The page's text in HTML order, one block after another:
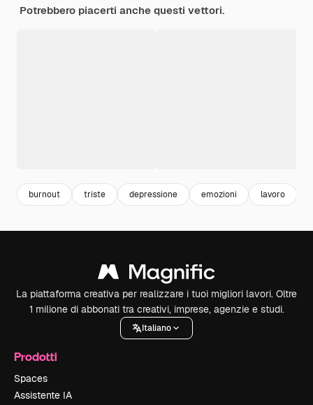
Potrebbero piacerti anche questi vettori.
burnout triste depressione emozioni lavoro
La piattaforma creativa per realizzare i tuoi migliori lavori. Oltre
1 milione di abbonati tra creativi, imprese, agenzie e studi.
Italiano
Prodotti
Spaces
Assistente IA